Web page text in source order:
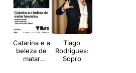
Catarina e a
beleza de
matar
Tiago
Rodrigues:
Sopro